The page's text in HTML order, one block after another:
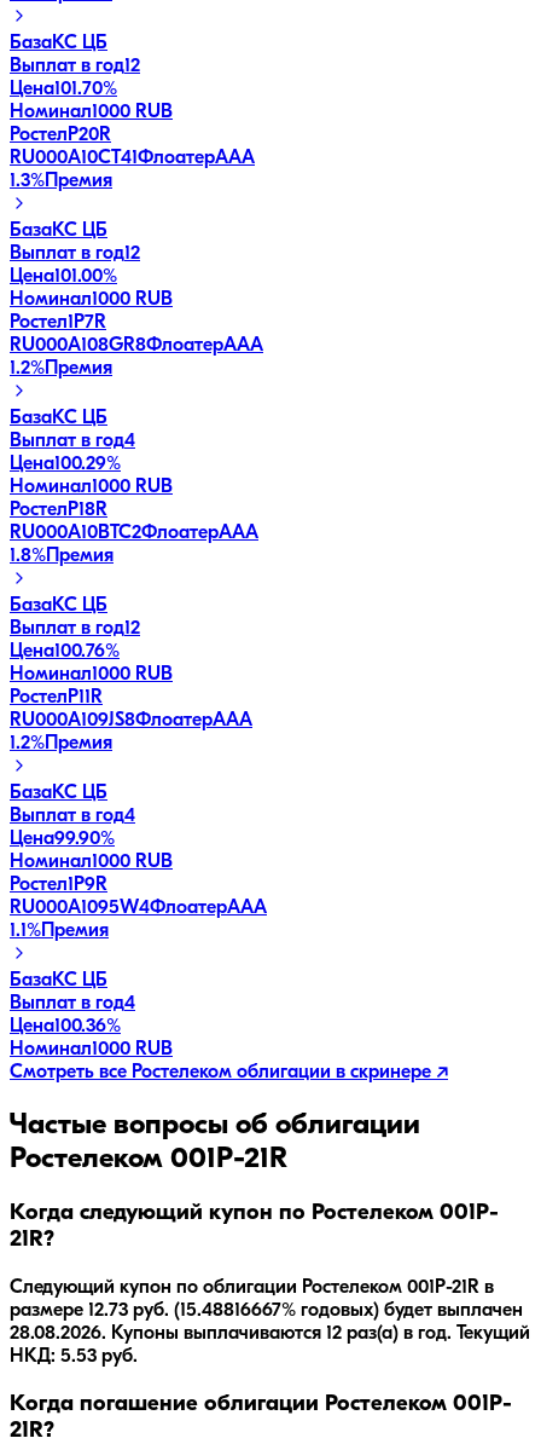
БазаКС ЦБ
Выплат в год12
Цена101.70%
Номинал1000 RUB
РостелP20R
RU000A10CT41ФлоатерAAA
1.3%Премия
БазаКС ЦБ
Выплат в год12
Цена101.00%
Номинал1000 RUB
Ростел1P7R
RU000A108GR8ФлоатерAAA
1.2%Премия
БазаКС ЦБ
Выплат в год4
Цена100.29%
Номинал1000 RUB
РостелP18R
RU000A10BTC2ФлоатерAAA
1.8%Премия
БазаКС ЦБ
Выплат в год12
Цена100.76%
Номинал1000 RUB
РостелP11R
RU000A109JS8ФлоатерAAA
1.2%Премия
БазаКС ЦБ
Выплат в год4
Цена99.90%
Номинал1000 RUB
Ростел1P9R
RU000A1095W4ФлоатерAAA
1.1%Премия
БазаКС ЦБ
Выплат в год4
Цена100.36%
Номинал1000 RUB
Смотреть все Ростелеком облигации в скринере ↗
Частые вопросы об облигации
Ростелеком 001P-21R
Когда следующий купон по Ростелеком 001P-
21R?
Следующий купон по облигации Ростелеком 001P-21R в
размере 12.73 руб. (15.48816667% годовых) будет выплачен
28.08.2026. Купоны выплачиваются 12 раз(а) в год. Текущий
НКД: 5.53 руб.
Когда погашение облигации Ростелеком 001P-
21R?